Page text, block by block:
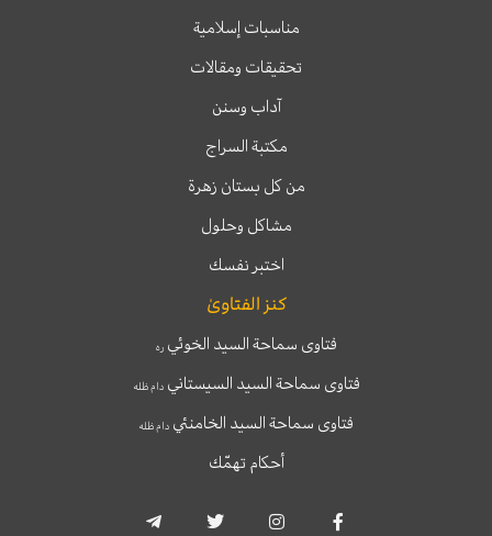
مناسبات إسلامية
تحقيقات ومقالات
آداب وسنن
مكتبة السراج
من كل بستان زهرة
مشاكل وحلول
اختبر نفسك
كنز الفتاوىٰ
فتاوى سماحة السيد الخوئيره
فتاوى سماحة السيد السيستانيدام ظله
فتاوى سماحة السيد الخامنئي دام ظله
أحكام تهمّك
c
s
i
l